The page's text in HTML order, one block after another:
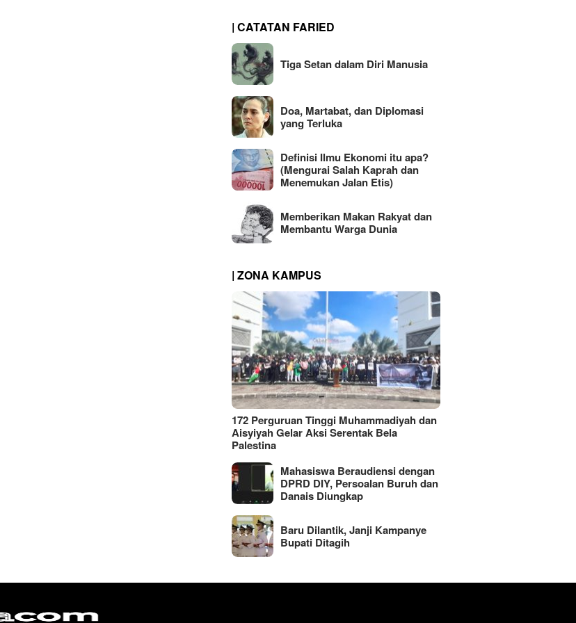
| CATATAN FARIED
Tiga Setan dalam Diri Manusia
Doa, Martabat, dan Diplomasi
yang Terluka
Definisi Ilmu Ekonomi itu apa?
(Mengurai Salah Kaprah dan
Menemukan Jalan Etis)
Memberikan Makan Rakyat dan
Membantu Warga Dunia
| ZONA KAMPUS
172 Perguruan Tinggi Muhammadiyah dan
Aisyiyah Gelar Aksi Serentak Bela
Palestina
Mahasiswa Beraudiensi dengan
DPRD DIY, Persoalan Buruh dan
Danais Diungkap
Baru Dilantik, Janji Kampanye
Bupati Ditagih